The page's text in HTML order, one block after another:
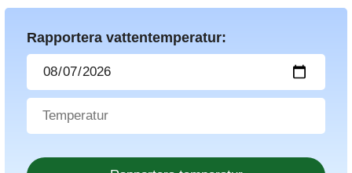
Rapportera vattentemperatur: